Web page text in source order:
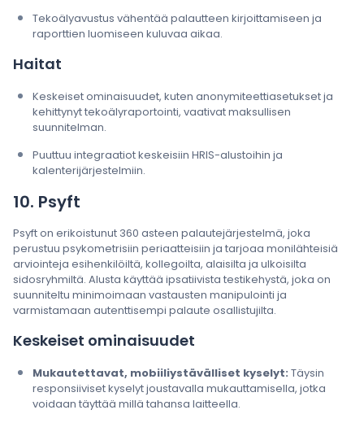
Tekoälyavustus vähentää palautteen kirjoittamiseen ja
raporttien luomiseen kuluvaa aikaa.
Haitat
Keskeiset ominaisuudet, kuten anonymiteettiasetukset ja
kehittynyt tekoälyraportointi, vaativat maksullisen
suunnitelman.
Puuttuu integraatiot keskeisiin HRIS-alustoihin ja
kalenterijärjestelmiin.
10. Psyft
Psyft on erikoistunut 360 asteen palautejärjestelmä, joka
perustuu psykometrisiin periaatteisiin ja tarjoaa monilähteisiä
arviointeja esihenkilöiltä, kollegoilta, alaisilta ja ulkoisilta
sidosryhmiltä. Alusta käyttää ipsatiivista testikehystä, joka on
suunniteltu minimoimaan vastausten manipulointi ja
varmistamaan autenttisempi palaute osallistujilta.
Keskeiset ominaisuudet
Mukautettavat, mobiiliystävälliset kyselyt: Täysin
responsiiviset kyselyt joustavalla mukauttamisella, jotka
voidaan täyttää millä tahansa laitteella.